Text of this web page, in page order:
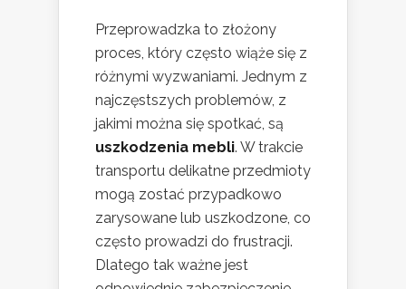
Przeprowadzka to złożony
proces, który często wiąże się z
różnymi wyzwaniami. Jednym z
najczęstszych problemów, z
jakimi można się spotkać, są
uszkodzenia mebli. W trakcie
transportu delikatne przedmioty
mogą zostać przypadkowo
zarysowane lub uszkodzone, co
często prowadzi do frustracji.
Dlatego tak ważne jest